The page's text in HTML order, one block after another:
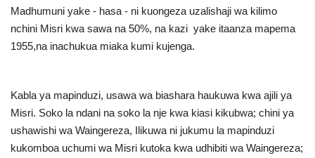
Madhumuni yake - hasa - ni kuongeza uzalishaji wa kilimo
nchini Misri kwa sawa na 50%, na kazi yake itaanza mapema
1955,na inachukua miaka kumi kujenga.
Kabla ya mapinduzi, usawa wa biashara haukuwa kwa ajili ya
Misri. Soko la ndani na soko la nje kwa kiasi kikubwa; chini ya
ushawishi wa Waingereza, Ilikuwa ni jukumu la mapinduzi
kukomboa uchumi wa Misri kutoka kwa udhibiti wa Waingereza;